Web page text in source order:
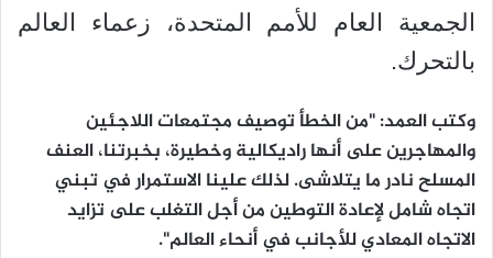
الجمعية العام للأمم المتحدة، زعماء العالم
بالتحرك.
وكتب العمد: "من الخطأ توصيف مجتمعات اللاجئين
والمهاجرين على أنها راديكالية وخطيرة، بخبرتنا، العنف
المسلح نادر ما يتلاشى. لذلك علينا الاستمرار في تبني
اتجاه شامل لإعادة التوطين من أجل التغلب على تزايد
الاتجاه المعادي للأجانب في أنحاء العالم".